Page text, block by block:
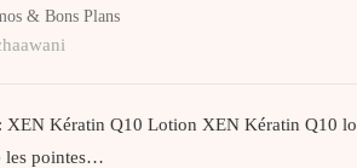
& Bons Plans
XEN Kératin Q10 Lotion XEN Kératin Q10
les pointes…